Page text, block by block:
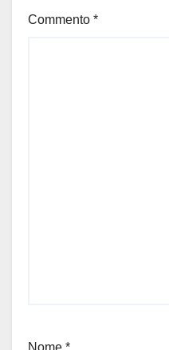
Commento *